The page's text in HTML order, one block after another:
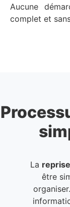
Aucune
complet et
La
être